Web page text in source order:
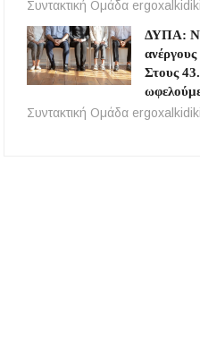
Συντακτική Ομάδα
ΔΥΠΑ:
Στους
Συντακτική Ομάδα